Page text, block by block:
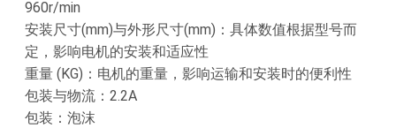
960r/min
安装尺寸(mm)与外形尺寸(mm)：具体数值根据型号而
定，影响电机的安装和适应性
重量 (KG)：电机的重量，影响运输和安装时的便利性
包装与物流：2.2A
包装：泡沫